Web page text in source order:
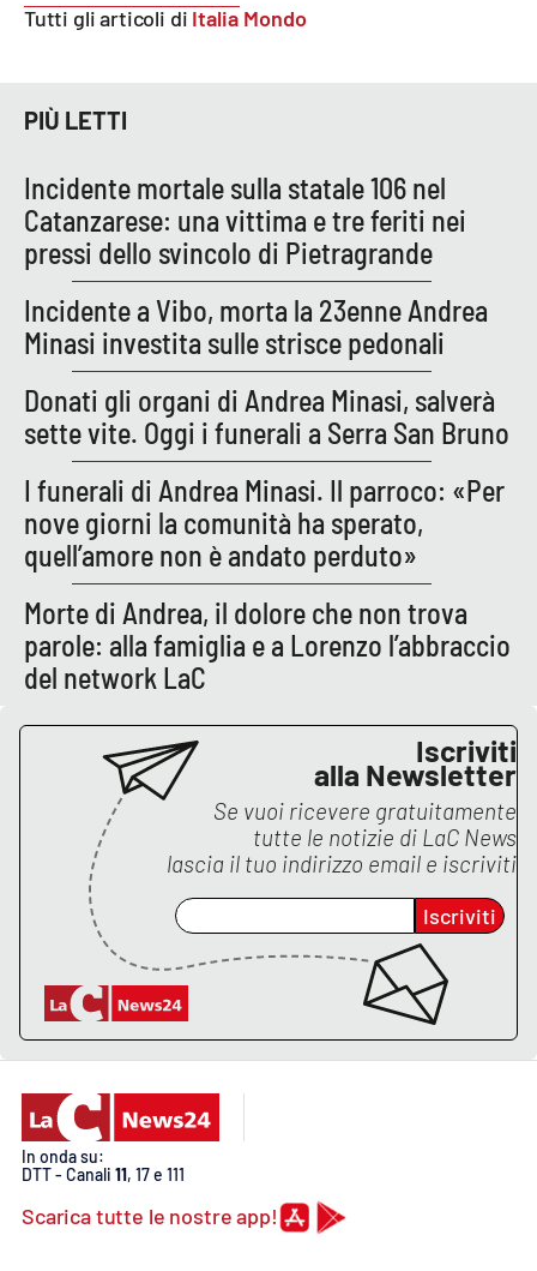
Sport
RUBRICHE
Parchi Marini Calabria
Leggendo Alvaro insieme
Imprese Di Calabria
Le perfidie di Antonella Grippo
Venti di comunicazione
STREAMING
LaC TV
LaC Network
LaC OnAir
EDIZIONI
LOCALI
Catanzaro
Crotone
Vibo Valentia
Reggio Calabria
Cosenza
Lamezia Terme
Tutti gli articoli di Italia Mondo
PIÙ LETTI
Incidente mortale sulla statale 106 nel
Catanzarese: una vittima e tre feriti nei
pressi dello svincolo di Pietragrande
Incidente a Vibo, morta la 23enne Andrea
Minasi investita sulle strisce pedonali
Donati gli organi di Andrea Minasi, salverà
sette vite. Oggi i funerali a Serra San Bruno
I funerali di Andrea Minasi. Il parroco: «Per
nove giorni la comunità ha sperato,
quell’amore non è andato perduto»
Morte di Andrea, il dolore che non trova
parole: alla famiglia e a Lorenzo l’abbraccio
del network LaC
Iscriviti
alla Newsletter
Se vuoi ricevere gratuitamente
tutte le notizie di LaC News
lascia il tuo indirizzo email e iscriviti
Iscriviti
In onda su:
DTT - Canali 11, 17 e 111
Scarica tutte le nostre app!